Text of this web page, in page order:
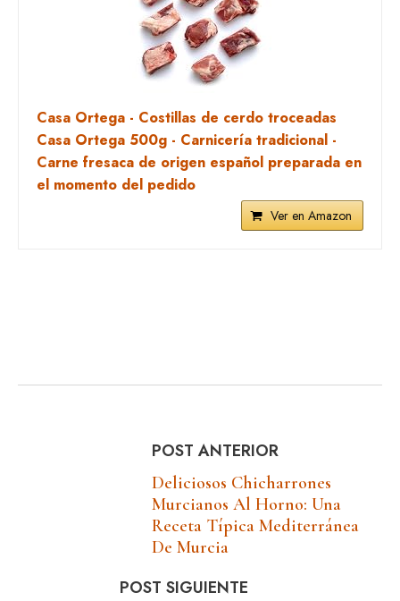
Casa Ortega - Costillas de cerdo troceadas
Casa Ortega 500g - Carnicería tradicional -
Carne fresaca de origen español preparada en
el momento del pedido
Ver en Amazon
POST ANTERIOR
Deliciosos Chicharrones
Murcianos Al Horno: Una
Receta Típica Mediterránea
De Murcia
POST SIGUIENTE